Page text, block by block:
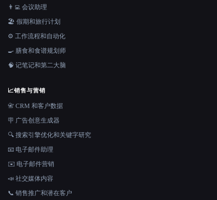
👨‍💻 会议助理
🏖 假期和旅行计划
⚙️ 工作流程和自动化
🍳 膳食和食谱规划师
🧠 记笔记和第二大脑
📈销售与营销
📇 CRM 和客户数据
🪧 广告创意生成器
🔍 搜索引擎优化和关键字研究
📧 电子邮件助理
✉️ 电子邮件营销
📣 社交媒体内容
📞 销售推广和潜在客户